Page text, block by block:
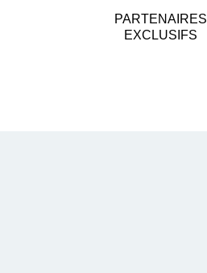
PARTENAIRES
EXCLUSIFS